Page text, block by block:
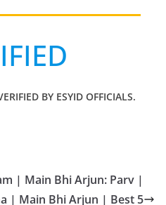
BY ESYID OFFICIALS.
| Main Bhi Arjun: Parv |
| Main Bhi Arjun | Best 5